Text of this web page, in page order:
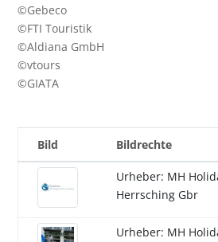
©Gebeco
©FTI Touristik
©Aldiana GmbH
©vtours
©GIATA
Bild Bildrechte
Urheber: MH
Herrsching Gbr
Urheber: MH